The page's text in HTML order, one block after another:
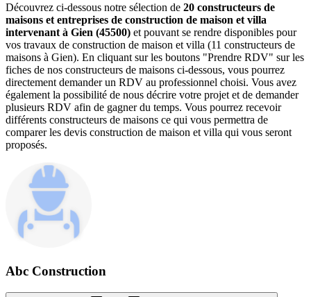
Découvrez ci-dessous notre sélection de 20 constructeurs de
maisons et entreprises de construction de maison et villa
intervenant à Gien (45500) et pouvant se rendre disponibles pour
vos travaux de construction de maison et villa (11 constructeurs de
maisons à Gien). En cliquant sur les boutons "Prendre RDV" sur les
fiches de nos constructeurs de maisons ci-dessous, vous pourrez
directement demander un RDV au professionnel choisi. Vous avez
également la possibilité de nous décrire votre projet et de demander
plusieurs RDV afin de gagner du temps. Vous pourrez recevoir
différents constructeurs de maisons ce qui vous permettra de
comparer les devis construction de maison et villa qui vous seront
proposés.
Abc Construction